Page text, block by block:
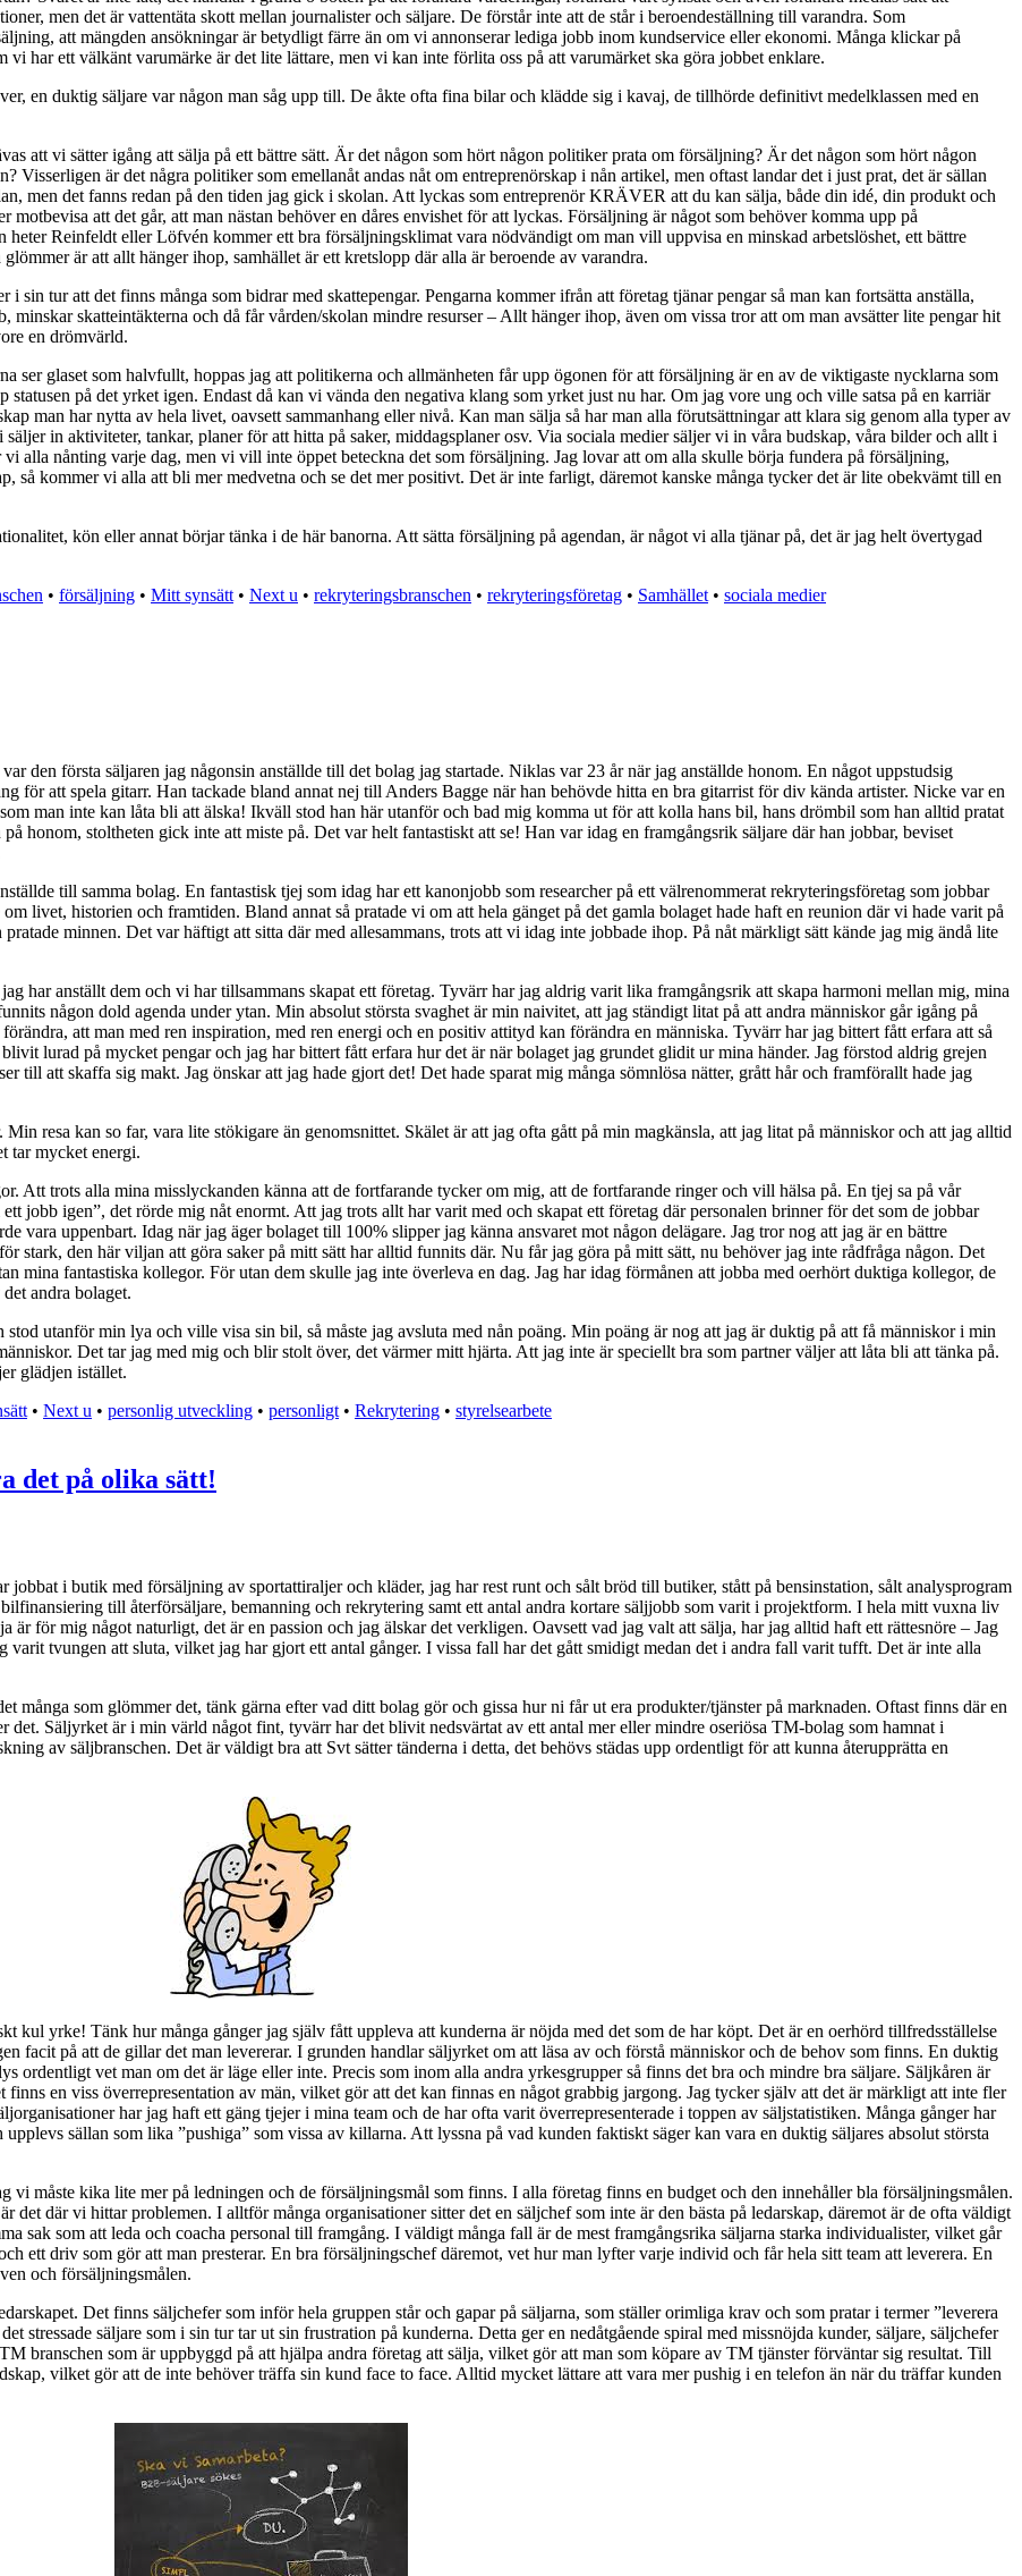
men det är vattentäta skott mellan journalister och säljare. De förstår inte att de står i beroendeställning till varandra. Som
att mängden ansökningar är betydligt färre än om vi annonserar lediga jobb inom kundservice eller ekonomi. Många klickar på
har ett välkänt varumärke är det lite lättare, men vi kan inte förlita oss på att varumärket ska göra jobbet enklare.
en duktig säljare var någon man såg upp till. De åkte ofta fina bilar och klädde sig i kavaj, de tillhörde definitivt medelklassen med en
att vi sätter igång att sälja på ett bättre sätt. Är det någon som hört någon politiker prata om försäljning? Är det någon som hört någon
Visserligen är det några politiker som emellanåt andas nåt om entreprenörskap i nån artikel, men oftast landar det i just prat, det är sällan
men det fanns redan på den tiden jag gick i skolan. Att lyckas som entreprenör KRÄVER att du kan sälja, både din idé, din produkt och
att det går, att man nästan behöver en dåres envishet för att lyckas. Försäljning är något som behöver komma upp på
Reinfeldt eller Löfvén kommer ett bra försäljningsklimat vara nödvändigt om man vill uppvisa en minskad arbetslöshet, ett bättre
är att allt hänger ihop, samhället är ett kretslopp där alla är beroende av varandra.
sin tur att det finns många som bidrar med skattepengar. Pengarna kommer ifrån att företag tjänar pengar så man kan fortsätta anställa,
skatteintäkterna och då får vården/skolan mindre resurser – Allt hänger ihop, även om vissa tror att om man avsätter lite pengar hit
en drömvärld.
ser glaset som halvfullt, hoppas jag att politikerna och allmänheten får upp ögonen för att försäljning är en av de viktigaste nycklarna som
på det yrket igen. Endast då kan vi vända den negativa klang som yrket just nu har. Om jag vore ung och ville satsa på en karriär
man har nytta av hela livet, oavsett sammanhang eller nivå. Kan man sälja så har man alla förutsättningar att klara sig genom alla typer av
in aktiviteter, tankar, planer för att hitta på saker, middagsplaner osv. Via sociala medier säljer vi in våra budskap, våra bilder och allt i
alla nånting varje dag, men vi vill inte öppet beteckna det som försäljning. Jag lovar att om alla skulle börja fundera på försäljning,
så kommer vi alla att bli mer medvetna och se det mer positivt. Det är inte farligt, däremot kanske många tycker det är lite obekvämt till en
kön eller annat börjar tänka i de här banorna. Att sätta försäljning på agendan, är något vi alla tjänar på, det är jag helt övertygad
• försäljning • Mitt synsätt • Next u • rekryteringsbranschen • rekryteringsföretag • Samhället • sociala medier
den första säljaren jag någonsin anställde till det bolag jag startade. Niklas var 23 år när jag anställde honom. En något uppstudsig
för att spela gitarr. Han tackade bland annat nej till Anders Bagge när han behövde hitta en bra gitarrist för div kända artister. Nicke var en
man inte kan låta bli att älska! Ikväll stod han här utanför och bad mig komma ut för att kolla hans bil, hans drömbil som han alltid pratat
honom, stoltheten gick inte att miste på. Det var helt fantastiskt att se! Han var idag en framgångsrik säljare där han jobbar, beviset
till samma bolag. En fantastisk tjej som idag har ett kanonjobb som researcher på ett välrenommerat rekryteringsföretag som jobbar
livet, historien och framtiden. Bland annat så pratade vi om att hela gänget på det gamla bolaget hade haft en reunion där vi hade varit på
minnen. Det var häftigt att sitta där med allesammans, trots att vi idag inte jobbade ihop. På nåt märkligt sätt kände jag mig ändå lite
har anställt dem och vi har tillsammans skapat ett företag. Tyvärr har jag aldrig varit lika framgångsrik att skapa harmoni mellan mig, mina
någon dold agenda under ytan. Min absolut största svaghet är min naivitet, att jag ständigt litat på att andra människor går igång på
att man med ren inspiration, med ren energi och en positiv attityd kan förändra en människa. Tyvärr har jag bittert fått erfara att så
lurad på mycket pengar och jag har bittert fått erfara hur det är när bolaget jag grundet glidit ur mina händer. Jag förstod aldrig grejen
till att skaffa sig makt. Jag önskar att jag hade gjort det! Det hade sparat mig många sömnlösa nätter, grått hår och framförallt hade jag
resa kan so far, vara lite stökigare än genomsnittet. Skälet är att jag ofta gått på min magkänsla, att jag litat på människor och att jag alltid
tar mycket energi.
Att trots alla mina misslyckanden känna att de fortfarande tycker om mig, att de fortfarande ringer och vill hälsa på. En tjej sa på vår
jobb igen”, det rörde mig nåt enormt. Att jag trots allt har varit med och skapat ett företag där personalen brinner för det som de jobbar
vara uppenbart. Idag när jag äger bolaget till 100% slipper jag känna ansvaret mot någon delägare. Jag tror nog att jag är en bättre
stark, den här viljan att göra saker på mitt sätt har alltid funnits där. Nu får jag göra på mitt sätt, nu behöver jag inte rådfråga någon. Det
mina fantastiska kollegor. För utan dem skulle jag inte överleva en dag. Jag har idag förmånen att jobba med oerhört duktiga kollegor, de
andra bolaget.
utanför min lya och ville visa sin bil, så måste jag avsluta med nån poäng. Min poäng är nog att jag är duktig på att få människor i min
Det tar jag med mig och blir stolt över, det värmer mitt hjärta. Att jag inte är speciellt bra som partner väljer att låta bli att tänka på.
glädjen istället.
• Next u • personlig utveckling • personligt • Rekrytering • styrelsearbete
det på olika sätt!
i butik med försäljning av sportattiraljer och kläder, jag har rest runt och sålt bröd till butiker, stått på bensinstation, sålt analysprogram
till återförsäljare, bemanning och rekrytering samt ett antal andra kortare säljjobb som varit i projektform. I hela mitt vuxna liv
för mig något naturligt, det är en passion och jag älskar det verkligen. Oavsett vad jag valt att sälja, har jag alltid haft ett rättesnöre – Jag
varit tvungen att sluta, vilket jag har gjort ett antal gånger. I vissa fall har det gått smidigt medan det i andra fall varit tufft. Det är inte alla
många som glömmer det, tänk gärna efter vad ditt bolag gör och gissa hur ni får ut era produkter/tjänster på marknaden. Oftast finns där en
det. Säljyrket är i min värld något fint, tyvärr har det blivit nedsvärtat av ett antal mer eller mindre oseriösa TM-bolag som hamnat i
av säljbranschen. Det är väldigt bra att Svt sätter tänderna i detta, det behövs städas upp ordentligt för att kunna återupprätta en
kul yrke! Tänk hur många gånger jag själv fått uppleva att kunderna är nöjda med det som de har köpt. Det är en oerhörd tillfredsställelse
facit på att de gillar det man levererar. I grunden handlar säljyrket om att läsa av och förstå människor och de behov som finns. En duktig
ordentligt vet man om det är läge eller inte. Precis som inom alla andra yrkesgrupper så finns det bra och mindre bra säljare. Säljkåren är
en viss överrepresentation av män, vilket gör att det kan finnas en något grabbig jargong. Jag tycker själv att det är märkligt att inte fler
har jag haft ett gäng tjejer i mina team och de har ofta varit överrepresenterade i toppen av säljstatistiken. Många gånger har
sällan som lika ”pushiga” som vissa av killarna. Att lyssna på vad kunden faktiskt säger kan vara en duktig säljares absolut största
måste kika lite mer på ledningen och de försäljningsmål som finns. I alla företag finns en budget och den innehåller bla försäljningsmålen.
det där vi hittar problemen. I alltför många organisationer sitter det en säljchef som inte är den bästa på ledarskap, däremot är de ofta väldigt
sak som att leda och coacha personal till framgång. I väldigt många fall är de mest framgångsrika säljarna starka individualister, vilket går
ett driv som gör att man presterar. En bra försäljningschef däremot, vet hur man lyfter varje individ och får hela sitt team att leverera. En
och försäljningsmålen.
Det finns säljchefer som inför hela gruppen står och gapar på säljarna, som ställer orimliga krav och som pratar i termer ”leverera
stressade säljare som i sin tur tar ut sin frustration på kunderna. Detta ger en nedåtgående spiral med missnöjda kunder, säljare, säljchefer
branschen som är uppbyggd på att hjälpa andra företag att sälja, vilket gör att man som köpare av TM tjänster förväntar sig resultat. Till
vilket gör att de inte behöver träffa sin kund face to face. Alltid mycket lättare att vara mer pushig i en telefon än när du träffar kunden